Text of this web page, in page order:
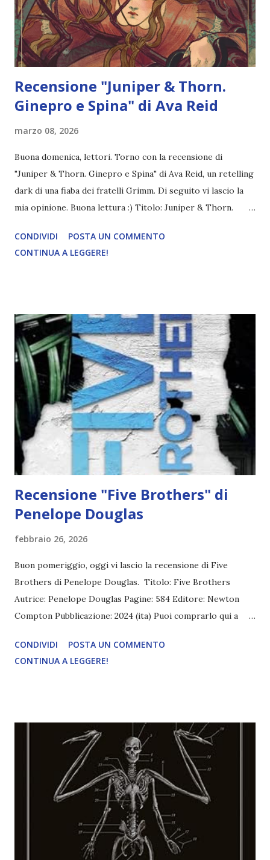
Recensione "Juniper & Thorn.
Ginepro e Spina" di Ava Reid
marzo 08, 2026
Buona domenica, lettori. Torno con la recensione di
"Juniper & Thorn. Ginepro e Spina" di Ava Reid, un retelling
dark di una fiaba dei fratelli Grimm. Di seguito vi lascio la
mia opinione. Buona lettura :) Titolo: Juniper & Thorn.
Ne/on Anno di pubblicazione: 2024 (ita) Acquistalo a 16,05€
Marlinchen e le sue sorelle sono le ultime vere streghe di
arcaici e incantesimi nostalgici, mentre tentano di
ammansire il padre, uno stregone tirannico e xenofobo, che
tiene le figlie rinchiuse nella casa fatiscente. Di notte, però,
riescono a sfuggire alla casa e al padre per godersi i palpiti
della città, in particolare il teatro del balletto di nuova
apertura, dove Marlinchen incontra un ballerino che le
catturerà il cuore. Ma man a mano che i loro incontri...
CONDIVIDI
POSTA UN COMMENTO
CONTINUA A LEGGERE!
Recensione "Five Brothers" di
Penelope Douglas
febbraio 26, 2026
Buon pomeriggio, oggi vi lascio la recensione di Five
Brothers di Penelope Douglas. Titolo: Five Brothers
Autrice: Penelope Douglas Pagine: 584 Editore: Newton
Compton Pubblicazione: 2024 (ita) Puoi comprarlo qui a
pericolosi. Macon è il maggiore, è un ex marine e non
sorride mai. Army è un padre single con gli occhi verdi più
mix di egoismo e crudeltà. Trace è indomito e non ha paura
di niente e di nessuno. Krisjen li osserva ammaliata e al
contempo ne è attratta e spaventata. Gli Jaeger sono
quanto di più diverso ci sia da lei, che è una ragazza
perbene e di buona famiglia, abituata sempre a seguire le
regole, mai a infrangerle. Eppure, nonostante tutto le
suggerisca che quei cinque sono un rischio imprevedibile,
non riesce davvero a resistere...
CONDIVIDI
POSTA UN COMMENTO
CONTINUA A LEGGERE!